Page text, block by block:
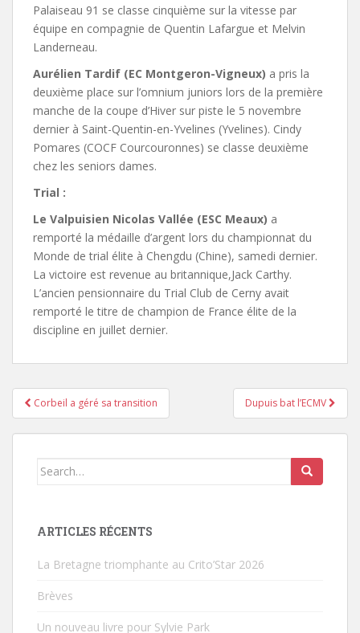
Palaiseau 91 se classe cinquième sur la vitesse par
équipe en compagnie de Quentin Lafargue et Melvin
Landerneau.
Aurélien Tardif (EC Montgeron-Vigneux) a pris la
deuxième place sur l’omnium juniors lors de la première
manche de la coupe d’Hiver sur piste le 5 novembre
dernier à Saint-Quentin-en-Yvelines (Yvelines). Cindy
Pomares (COCF Courcouronnes) se classe deuxième
chez les seniors dames.
Trial :
Le Valpuisien Nicolas Vallée (ESC Meaux) a
remporté la médaille d’argent lors du championnat du
Monde de trial élite à Chengdu (Chine), samedi dernier.
La victoire est revenue au britannique,Jack Carthy.
L’ancien pensionnaire du Trial Club de Cerny avait
remporté le titre de champion de France élite de la
discipline en juillet dernier.
Pagination d'article
Corbeil a géré sa transition Dupuis bat l’ECMV
Search for:
ARTICLES RÉCENTS
La Bretagne triomphante au Crito’Star 2026
Brèves
Un nouveau livre pour Sylvie Park